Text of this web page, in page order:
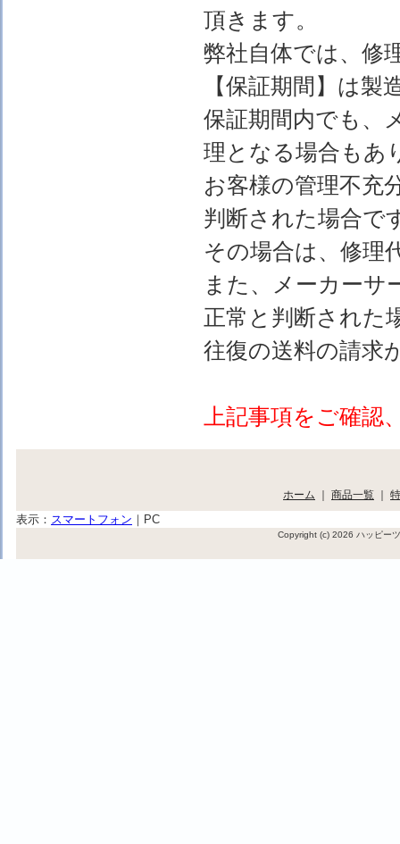
頂きます。
弊社自体では、修
【保証期間】は
保証期間内でも、
理となる場合もあ
お客様の管理不充
判断された場合で
その場合は、修理
また、メーカーサ
正常と判断された
往復の送料の請求
上記事項をご確
ホーム ｜ 商品一覧 ｜
表示： スマートフォン ｜ PC
Copyright (c) 2026 ハッピー